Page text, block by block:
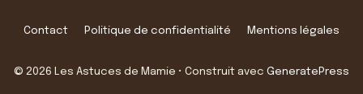
Contact Politique de confidentialité Mentions légales
© 2026 Les Astuces de Mamie • Construit avec GeneratePress